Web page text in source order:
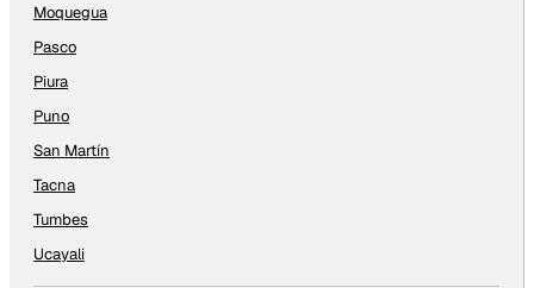
Moquegua
Pasco
Piura
Puno
San Martín
Tacna
Tumbes
Ucayali